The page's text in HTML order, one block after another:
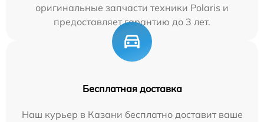
оригинальные запчасти техники Polaris и
предоставляет гарантию до 3 лет.
Бесплатная доставка
Наш курьер в Казани бесплатно доставит ваше